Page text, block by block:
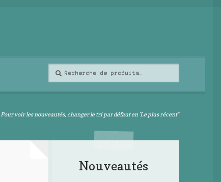
pour :
Pour voir les nouveautés, changer le tri par défaut en 'Le plus récent"
Nouveautés